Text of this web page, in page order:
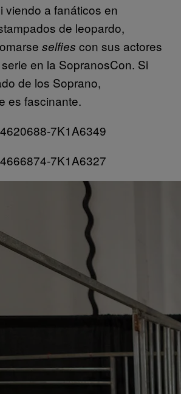
viendo a fanáticos en
de leopardo,
selfies con sus actores
en la SopranosCon. Si
de los Soprano,
es fascinante.